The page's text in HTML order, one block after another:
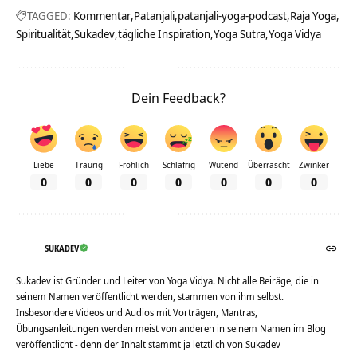
TAGGED: Kommentar Patanjali patanjali-yoga-podcast Raja Yoga
Spiritualität Sukadev tägliche Inspiration Yoga Sutra Yoga Vidya
Dein Feedback?
Liebe
0
Traurig
0
Fröhlich
0
Schläfrig
0
Wütend
0
Überrascht
0
Zwinker
0
SUKADEV
Sukadev ist Gründer und Leiter von Yoga Vidya. Nicht alle Beiräge, die in
seinem Namen veröffentlicht werden, stammen von ihm selbst.
Insbesondere Videos und Audios mit Vorträgen, Mantras,
Übungsanleitungen werden meist von anderen in seinem Namen im Blog
veröffentlicht - denn der Inhalt stammt ja letztlich von Sukadev